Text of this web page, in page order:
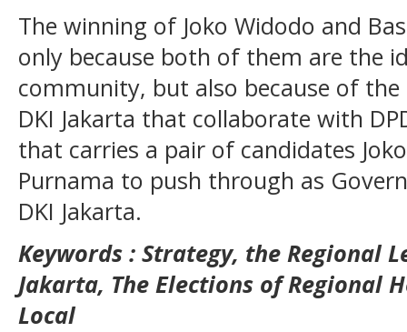
The winning of Joko Widodo and
only because both of them are the
community, but also because of
DKI Jakarta that collaborate with
that carries a pair of candidates
Purnama to push through as
DKI Jakarta.
Keywords : Strategy, the Regional
Jakarta, The Elections of Regional
Local